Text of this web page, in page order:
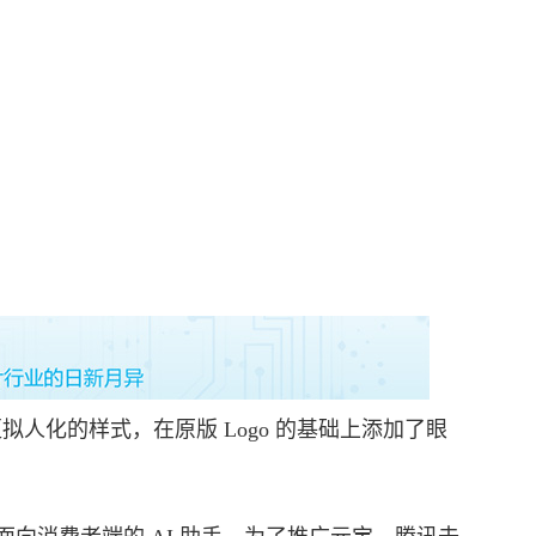
化的样式，在原版 Logo 的基础上添加了眼